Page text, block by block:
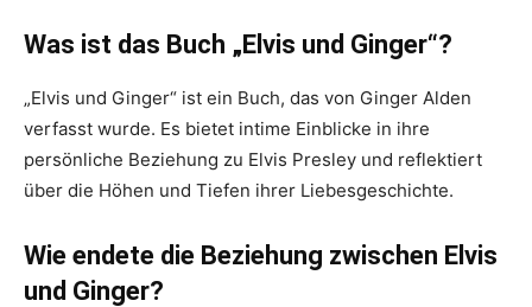
Was ist das Buch „Elvis und Ginger“?
„Elvis und Ginger“ ist ein Buch, das von Ginger Alden
verfasst wurde. Es bietet intime Einblicke in ihre
persönliche Beziehung zu Elvis Presley und reflektiert
über die Höhen und Tiefen ihrer Liebesgeschichte.
Wie endete die Beziehung zwischen Elvis
und Ginger?